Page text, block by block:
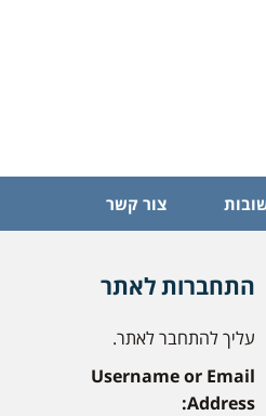
צור קשר
התחברות לאתר
עליך להתחבר לאתר.
Username or Email
Address: